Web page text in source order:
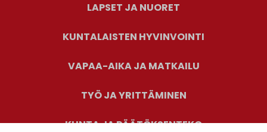
LAPSET JA NUORET
KUNTALAISTEN HYVINVOINTI
VAPAA-AIKA JA MATKAILU
TYÖ JA YRITTÄMINEN
KUNTA JA PÄÄTÖKSENTEKO